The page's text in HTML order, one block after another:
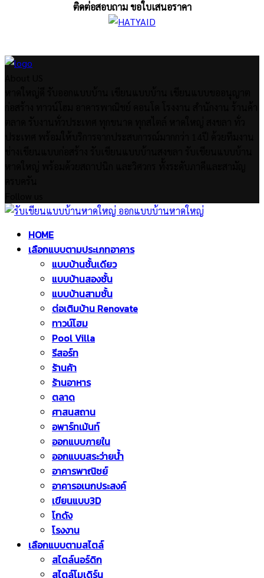
ติดต่อสอบถาม ขอใบเสนอราคา
Facebook
Twitter
Instagram
Pinterest
Youtube
HOME
เลือกแบบตามประเภทอาคาร
แบบบ้านชั้นเดียว
แบบบ้านสองชั้น
แบบบ้านสามชั้น
ต่อเติมบ้าน Renovate
ทาวน์โฮม
Pool Villa
รีสอร์ท
ร้านค้า
ร้านอาหาร
ตลาด
ศาสนสถาน
อพาร์ทเม้นท์
ออกแบบภายใน
ออกแบบสระว่ายน้ำ
อาคารพาณิชย์
อาคารอเนกประสงค์
เขียนแบบ3D
โกดัง
โรงงาน
เลือกแบบตามสไตล์
สไตล์นอร์ดิก
สไตล์โมเดิร์น